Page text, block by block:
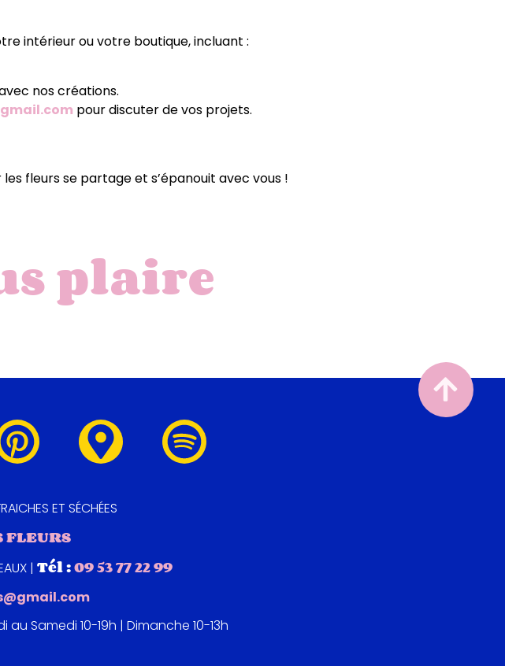
intérieur ou votre boutique, incluant :
nos créations.
pour discuter de vos projets.
les fleurs se partage et s’épanouit avec vous !
plaire
ET SÉCHÉES
FLEURS
| Tél :09 53 77 22 99
au Samedi 10-19h | Dimanche 10-13h